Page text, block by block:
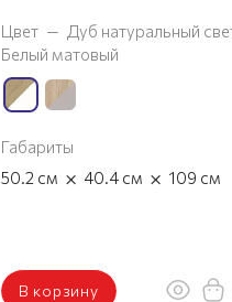
Цвет — Дуб натуральный
Белый матовый
Габариты
50.2 см × 40.4 см × 109 см
В корзину